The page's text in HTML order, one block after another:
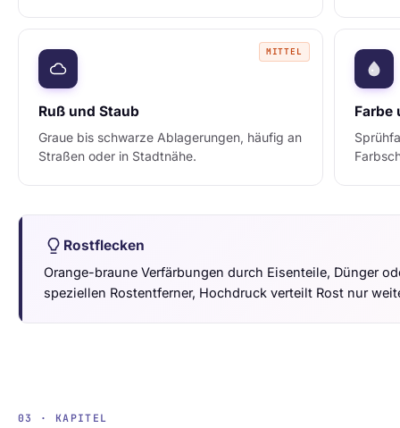
MITTEL
Ruß und Staub
Graue bis schwarze Ablagerungen, häufig an
Straßen oder in Stadtnähe.
Farbe
Rostflecken
Orange-braune Verfärbungen durch Eisenteile, Dünger
speziellen Rostentferner, Hochdruck verteilt Rost nur
03 · KAPITEL